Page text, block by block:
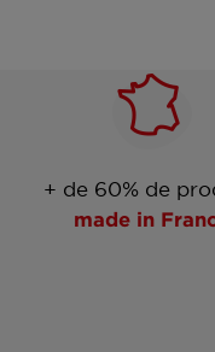
+ de 60% de
made in